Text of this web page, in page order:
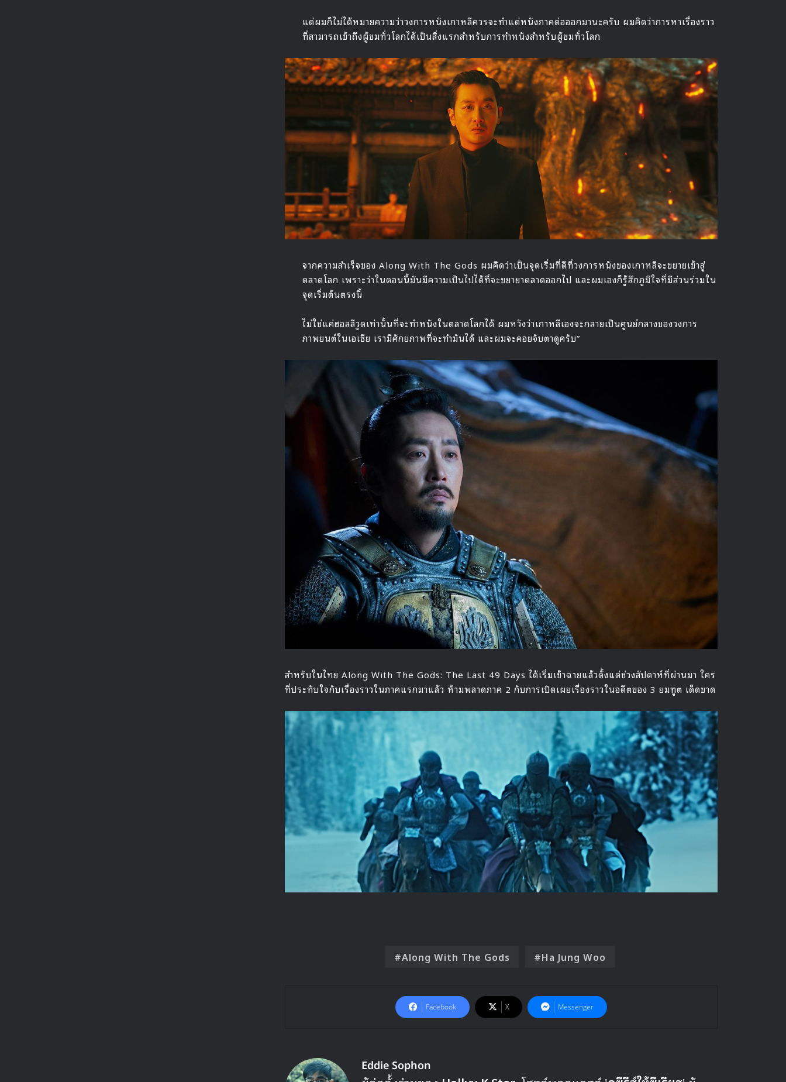
แต่ผมก็ไม่ได้หมายความว่าวงการหนังเกาหลีควรจะทำแต่หนังภาคต่อออกมานะครับ ผมคิดว่าการหาเรื่องราว
ที่สามารถเข้าถึงผู้ชมทั่วโลกได้เป็นสิ่งแรกสำหรับการทำหนังสำหรับผู้ชมทั่วโลก
จากความสำเร็จของ Along With The Gods ผมคิดว่าเป็นจุดเริ่มที่ดีที่วงการหนังของเกาหลีจะขยายเข้าสู่
ตลาดโลก เพราะว่าในตอนนี้มันมีความเป็นไปได้ที่จะขยายาตลาดออกไป และผมเองก็รู้สึกภูมิใจที่มีส่วนร่วมใน
จุดเริ่มต้นตรงนี้
ไม่ใช่แค่ฮอลลีวูดเท่านั้นที่จะทำหนังในตลาดโลกได้ ผมหวังว่าเกาหลีเองจะกลายเป็นศูนย์กลางของวงการ
ภาพยนต์ในเอเชีย เรามีศักยภาพที่จะทำมันได้ และผมจะคอยจับตาดูครับ”
สำหรับในไทย Along With The Gods: The Last 49 Days ได้เริ่มเข้าฉายแล้วตั้งแต่ช่วงสัปดาห์ที่ผ่านมา ใคร
ที่ประทับใจกับเรื่องราวในภาคแรกมาแล้ว ห้ามพลาดภาค 2 กับการเปิดเผยเรื่องราวในอดีตของ 3 ยมทูต เด็ดขาด
Along With The Gods Ha Jung Woo
Facebook X Messenger
Eddie Sophon